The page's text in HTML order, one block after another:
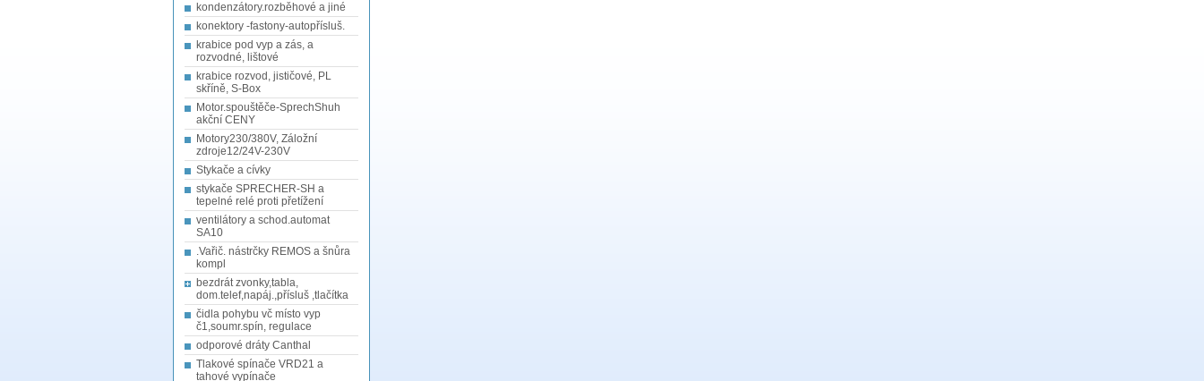
kondenzátory.rozběhové a jiné
konektory -fastony-autopřísluš.
krabice pod vyp a zás, a
rozvodné, lištové
krabice rozvod, jističové, PL
skříně, S-Box
Motor.spouštěče-SprechShuh
akční CENY
Motory230/380V, Záložní
zdroje12/24V-230V
Stykače a cívky
stykače SPRECHER-SH a
tepelné relé proti přetížení
ventilátory a schod.automat
SA10
.Vařič. nástrčky REMOS a šnůra
kompl
bezdrát zvonky,tabla,
dom.telef,napáj.,přísluš ,tlačítka
čidla pohybu vč místo vyp
č1,soumr.spín, regulace
odporové dráty Canthal
Tlakové spínače VRD21 a
tahové vypínače